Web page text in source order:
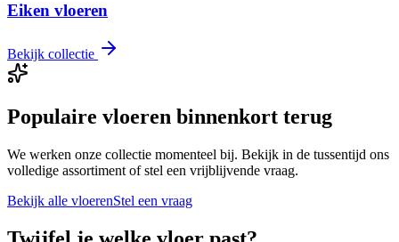
Eiken vloeren
Bekijk collectie
Populaire vloeren binnenkort terug
We werken onze collectie momenteel bij. Bekijk in de tussentijd ons
volledige assortiment of stel een vrijblijvende vraag.
Bekijk alle vloerenStel een vraag